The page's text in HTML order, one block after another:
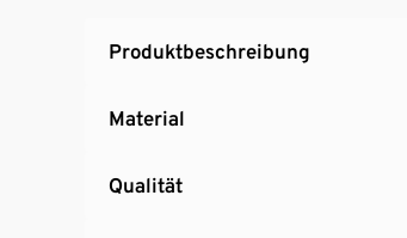
Produktbeschreibung
Material
Qualität